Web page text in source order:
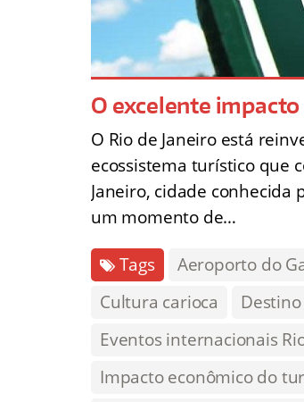
O excelente
O Rio de Janeiro está
ecossistema turístico que
Janeiro, cidade
um momento de…
Tags Aeroporto do
Cultura carioca
Eventos internacionais
Impacto econômico do